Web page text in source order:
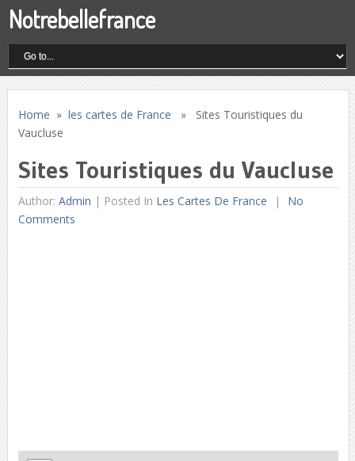
Notrebellefrance
Home » les cartes de France » Sites Touristiques du
Vaucluse
Sites Touristiques du Vaucluse
Author: Admin | Posted In Les Cartes De France
No
Comments